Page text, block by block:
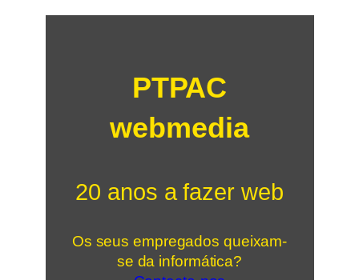
PTPAC
webmedia
20 anos a fazer web
Os seus empregados queixam-
se da informática?